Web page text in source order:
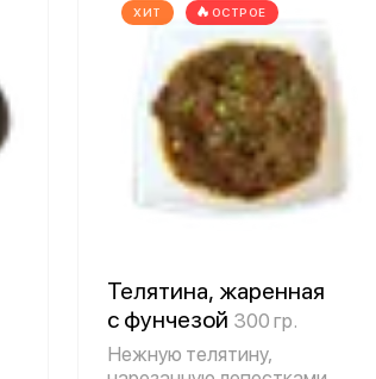
ХИТ ОСТРОЕ
Телятина, жаренная
с фунчезой 300 гр.
Нежную телятину,